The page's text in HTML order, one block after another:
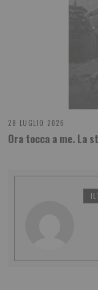
28 LUGLIO 2026
Ora tocca a me. La